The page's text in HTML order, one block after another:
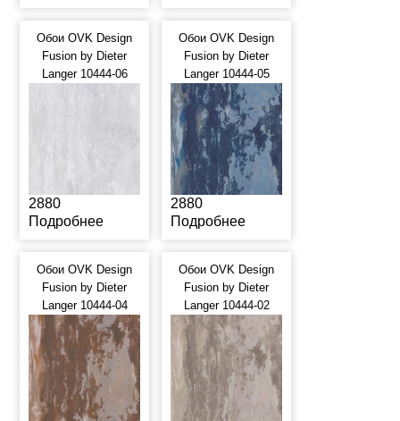
Обои OVK Design
Fusion by Dieter
Langer 10444-06
2880
Подробнее
Обои OVK Design
Fusion by Dieter
Langer 10444-05
2880
Подробнее
Обои OVK Design
Fusion by Dieter
Langer 10444-04
Обои OVK Design
Fusion by Dieter
Langer 10444-02